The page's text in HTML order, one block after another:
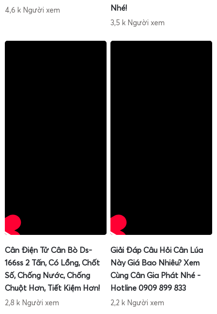
4,6 k Người xem Nhé!
3,5 k Người xem
Cân Điện Tử Cân Bò Ds-
166ss 2 Tấn, Có Lồng, Chốt
Số, Chống Nước, Chống
Chuột Hơn, Tiết Kiệm Hơn!
2,8 k Người xem
Giải Đáp Câu Hỏi Cân Lúa
Này Giá Bao Nhiêu? Xem
Cùng Cân Gia Phát Nhé -
Hotline 0909 899 833
2,2 k Người xem